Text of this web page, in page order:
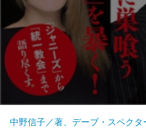
中野信子／著、デーブ・スペクタ